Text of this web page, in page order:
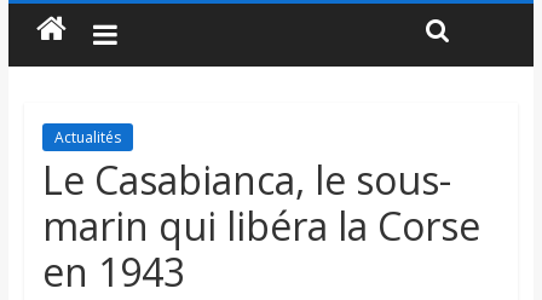
Actualités
Le Casabianca, le sous-
marin qui libéra la Corse
en 1943